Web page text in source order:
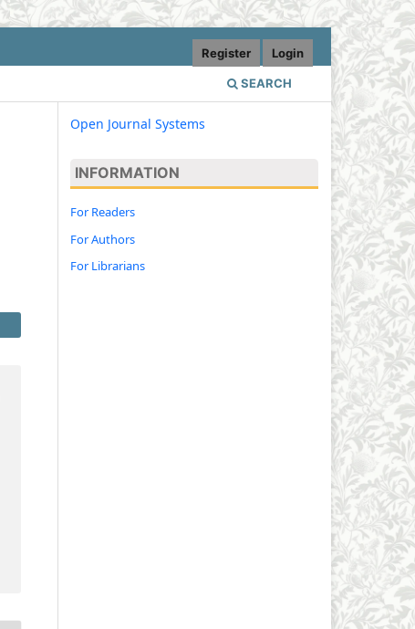
SEARCH
Register Login
Open Journal Systems
INFORMATION
For Readers
For Authors
For Librarians